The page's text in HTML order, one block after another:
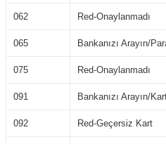
062 Red-Onaylanmadı
065 Bankanızı Arayın/
075 Red-Onaylanmadı
091 Bankanızı Arayın/
092 Red-Geçersiz Kart